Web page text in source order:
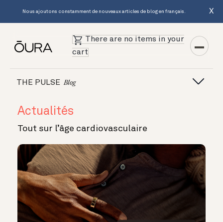
Nous ajoutons constamment de nouveaux articles de blog en français. X
There are no items in your
cart
THE PULSE Blog
Actualités
Tout sur l’âge cardiovasculaire